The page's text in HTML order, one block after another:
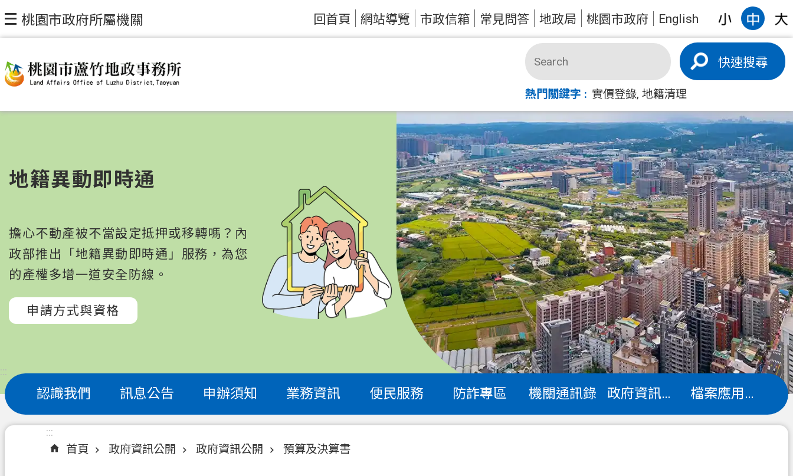
桃園市政府所屬機關 回首頁 網站導覽 市政信箱 常見問答 地政局 桃園市政府 English
搜尋
熱門關鍵字 實價登錄 地籍清理
地籍異動即時通
擔心不動產被不當設定抵押或移轉嗎？內
政部推出「地籍異動即時通」服務，為您
的產權多增一道安全防線。
申請方式與資格
:::
認識我們 訊息公告 申辦須知 業務資訊 便民服務 防詐專區 機關通訊錄 政府資訊公開 檔案應用專區
:::
首頁
政府資訊公開 政府資訊公開 預算及決算書